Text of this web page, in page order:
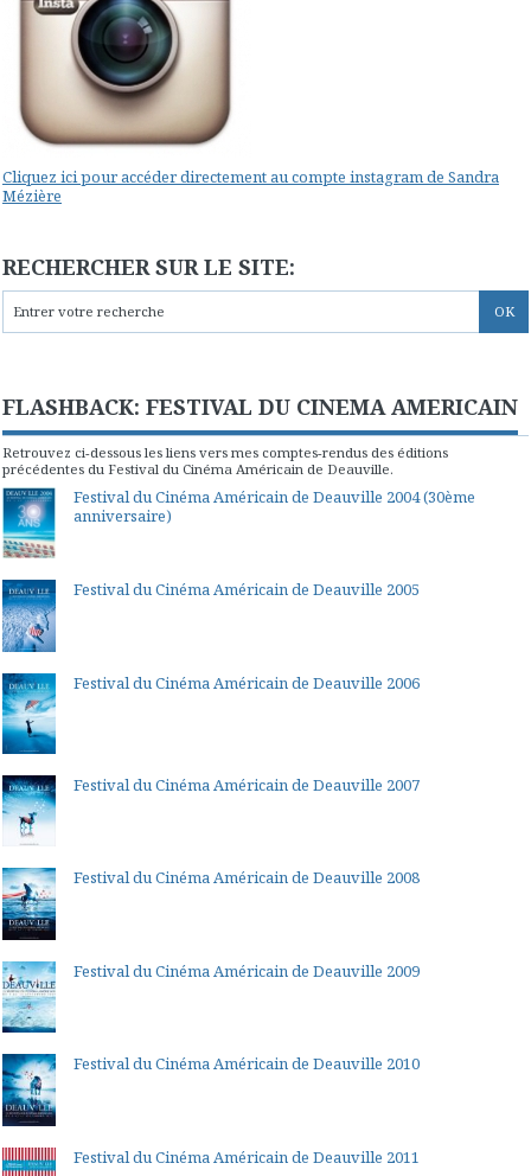
Cliquez ici pour accéder directement au compte instagram de Sandra
Mézière
RECHERCHER SUR LE SITE:
FLASHBACK: FESTIVAL DU CINEMA AMERICAIN
Retrouvez ci-dessous les liens vers mes comptes-rendus des éditions
précédentes du Festival du Cinéma Américain de Deauville.
Festival du Cinéma Américain de Deauville 2004 (30ème
anniversaire)
Festival du Cinéma Américain de Deauville 2005
Festival du Cinéma Américain de Deauville 2006
Festival du Cinéma Américain de Deauville 2007
Festival du Cinéma Américain de Deauville 2008
Festival du Cinéma Américain de Deauville 2009
Festival du Cinéma Américain de Deauville 2010
Festival du Cinéma Américain de Deauville 2011